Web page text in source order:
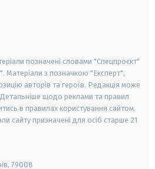
позначені словами "Спецпроєкт"
Матеріали з позначкою "Експерт",
авторів та героїв. Редакція може
Детальніше щодо реклами та правил
в правилах користування сайтом.
сайту призначені для осіб старше 21
79008